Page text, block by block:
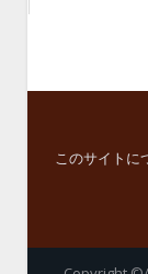
このサイトに